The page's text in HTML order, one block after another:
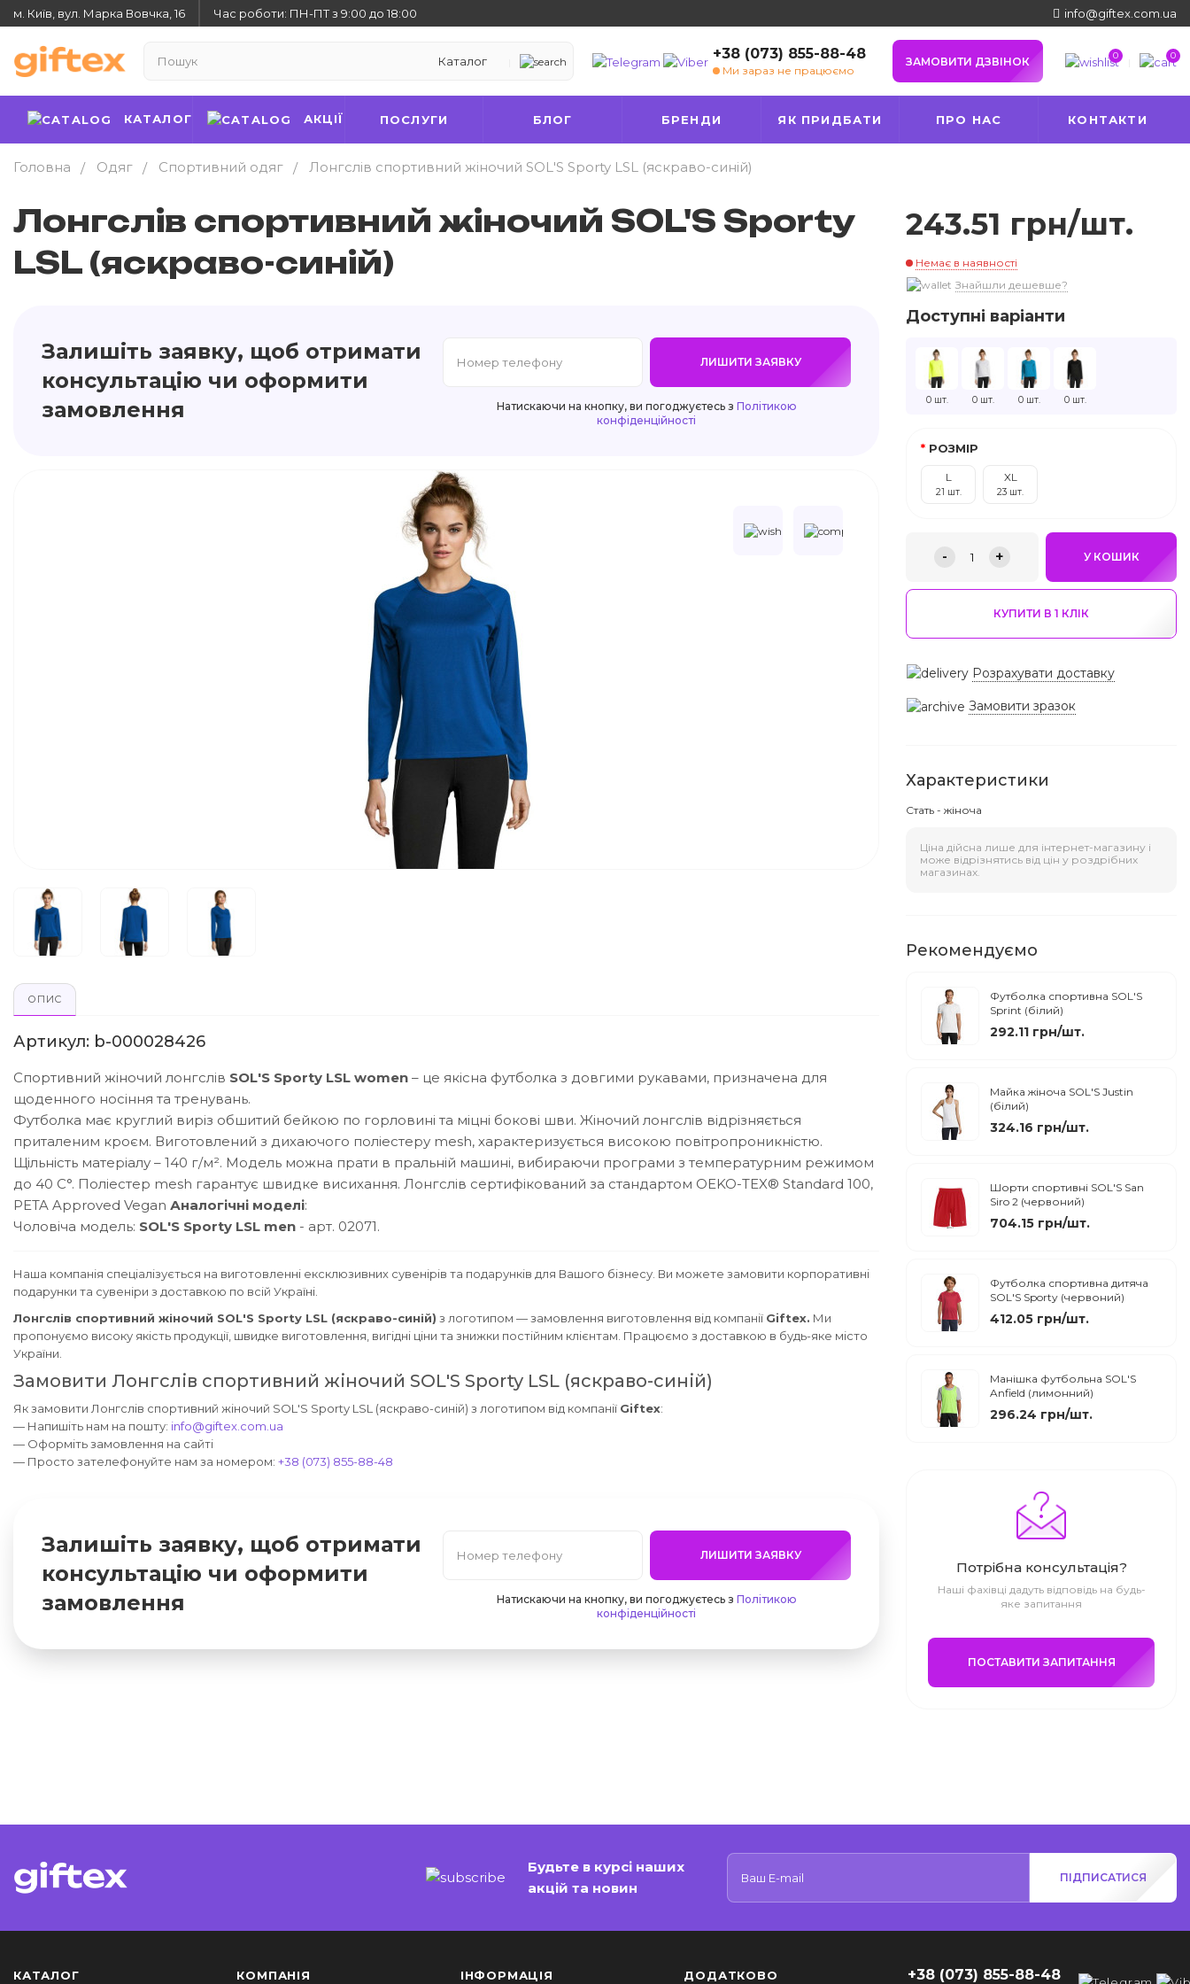
м. Київ, вул. Марка Вовчка, 16 Час роботи: ПН-ПТ з 9:00 до 18:00 info@giftex.com.ua
Каталог +38 (073) 855-88-48
Ми зараз не працюємо
ЗАМОВИТИ ДЗВІНОК 0 0
КАТАЛОГ АКЦІЇ ПОСЛУГИ БЛОГ БРЕНДИ ЯК ПРИДБАТИ ПРО НАС КОНТАКТИ
Головна Одяг Спортивний одяг Лонгслів спортивний жіночий SOL'S Sporty LSL (яскраво-синій)
Лонгслів спортивний жіночий SOL'S Sporty
LSL (яскраво-синій)
Залишіть заявку, щоб отримати
консультацію чи оформити
замовлення
ЛИШИТИ ЗАЯВКУ
Натискаючи на кнопку, ви погоджуєтесь з Політикою
конфіденційності
ОПИС
Артикул: b-000028426
Спортивний жіночий лонгслів SOL'S Sporty LSL women – це якісна футболка з довгими рукавами, призначена для
щоденного носіння та тренувань.
Футболка має круглий виріз обшитий бейкою по горловині та міцні бокові шви. Жіночий лонгслів відрізняється
приталеним кроєм. Виготовлений з дихаючого поліестеру mesh, характеризується високою повітропроникністю.
Щільність матеріалу – 140 г/м². Модель можна прати в пральній машині, вибираючи програми з температурним режимом
до 40 С°. Поліестер mesh гарантує швидке висихання. Лонгслів сертифікований за стандартом OEKO-TEX® Standard 100,
PETA Approved Vegan Аналогічні моделі:
Чоловіча модель: SOL'S Sporty LSL men - арт. 02071.
Наша компанія спеціалізується на виготовленні ексклюзивних сувенірів та подарунків для Вашого бізнесу. Ви можете замовити корпоративні
подарунки та сувеніри з доставкою по всій Україні.
Лонгслів спортивний жіночий SOL'S Sporty LSL (яскраво-синій) з логотипом — замовлення виготовлення від компанії Giftex. Ми
пропонуємо високу якість продукції, швидке виготовлення, вигідні ціни та знижки постійним клієнтам. Працюємо з доставкою в будь-яке місто
України.
Замовити Лонгслів спортивний жіночий SOL'S Sporty LSL (яскраво-синій)
Як замовити Лонгслів спортивний жіночий SOL'S Sporty LSL (яскраво-синій) з логотипом від компанії Giftex:
— Напишіть нам на пошту: info@giftex.com.ua
— Оформіть замовлення на сайті
— Просто зателефонуйте нам за номером: +38 (073) 855-88-48
Залишіть заявку, щоб отримати
консультацію чи оформити
замовлення
ЛИШИТИ ЗАЯВКУ
Натискаючи на кнопку, ви погоджуєтесь з Політикою
конфіденційності
243.51 грн/шт.
Немає в наявності
Знайшли дешевше?
Доступні варіанти
0 шт. 0 шт. 0 шт. 0 шт.
РОЗМІР
L
21 шт.
XL
23 шт.
- 1 + У КОШИК
КУПИТИ В 1 КЛIК
Розрахувати доставку
Замовити зразок
Характеристики
Стать - жіноча
Ціна дійсна лише для інтернет-магазину і
може відрізнятись від цін у роздрібних
магазинах.
Рекомендуємо
Футболка спортивна SOL'S
Sprint (білий)
292.11 грн/шт.
Майка жіноча SOL'S Justin
(білий)
324.16 грн/шт.
Шорти спортивні SOL'S San
Siro 2 (червоний)
704.15 грн/шт.
Футболка спортивна дитяча
SOL'S Sporty (червоний)
412.05 грн/шт.
Манішка футбольна SOL'S
Anfield (лимонний)
296.24 грн/шт.
Потрібна консультація?
Наші фахівці дадуть відповідь на будь-
яке запитання
ПОСТАВИТИ ЗАПИТАННЯ
Будьте в курсі наших
акцій та новин
ПІДПИСАТИСЯ
КАТАЛОГ КОМПАНІЯ ІНФОРМАЦІЯ ДОДАТКОВО +38 (073) 855-88-48